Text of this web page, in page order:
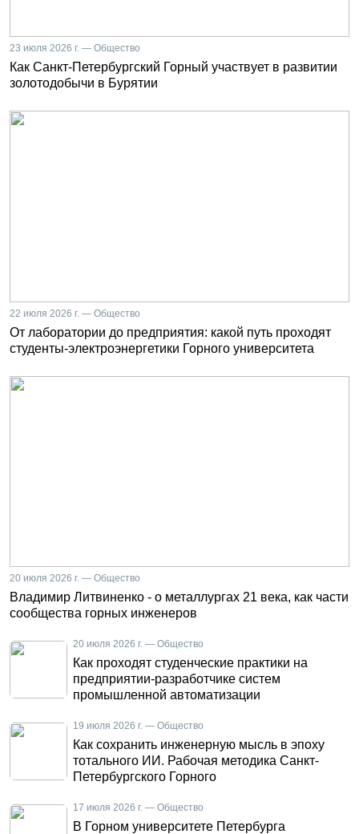
23 июля 2026 г. — Общество
Как Санкт-Петербургский Горный участвует в развитии
золотодобычи в Бурятии
22 июля 2026 г. — Общество
От лаборатории до предприятия: какой путь проходят
студенты-электроэнергетики Горного университета
20 июля 2026 г. — Общество
Владимир Литвиненко - о металлургах 21 века, как части
сообщества горных инженеров
20 июля 2026 г. — Общество
Как проходят студенческие практики на
предприятии-разработчике систем
промышленной автоматизации
19 июля 2026 г. — Общество
Как сохранить инженерную мысль в эпоху
тотального ИИ. Рабочая методика Санкт-
Петербургского Горного
17 июля 2026 г. — Общество
В Горном университете Петербурга